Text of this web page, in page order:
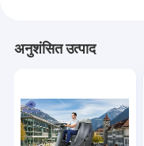
अनुशंसित उत्पाद